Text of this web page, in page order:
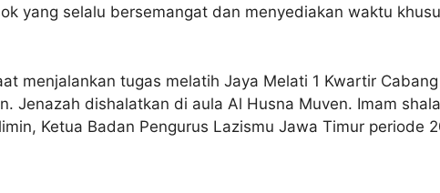
yang selalu bersemangat dan menyediakan waktu
menjalankan tugas melatih Jaya Melati 1 Kwartir
Jenazah dishalatkan di aula Al Husna Muven. Imam
Ketua Badan Pengurus Lazismu Jawa Timur periode